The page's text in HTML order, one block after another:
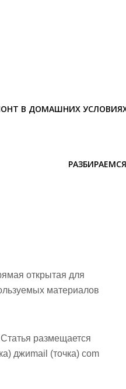
В ДОМАШНИХ
открытая для
материалов
размещается
джиmail (точка) com